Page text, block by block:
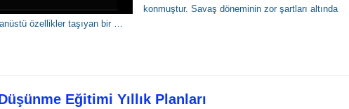
konmuştur. Savaş döneminin zor şartları altında
özellikler taşıyan bir …
Eğitimi Yıllık Planları